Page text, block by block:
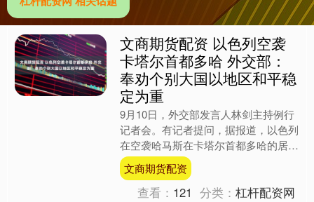
文商期货配资 以色列空袭
卡塔尔首都多哈 外交部：
奉劝个别大国以地区和平稳
定为重
9月10日，外交部发言人林剑主持例行
记者会。有记者提问，据报道，以色列
在空袭哈马斯在卡塔尔首都多哈的居所
前向美国进行了通报。请问中方对此有
何评论？ “我们对有关....
文商期货配资
查看： 121 分类：杠杆配资网